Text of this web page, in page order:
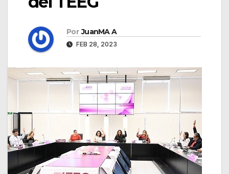
Por JuanMA A
FEB 28, 2023